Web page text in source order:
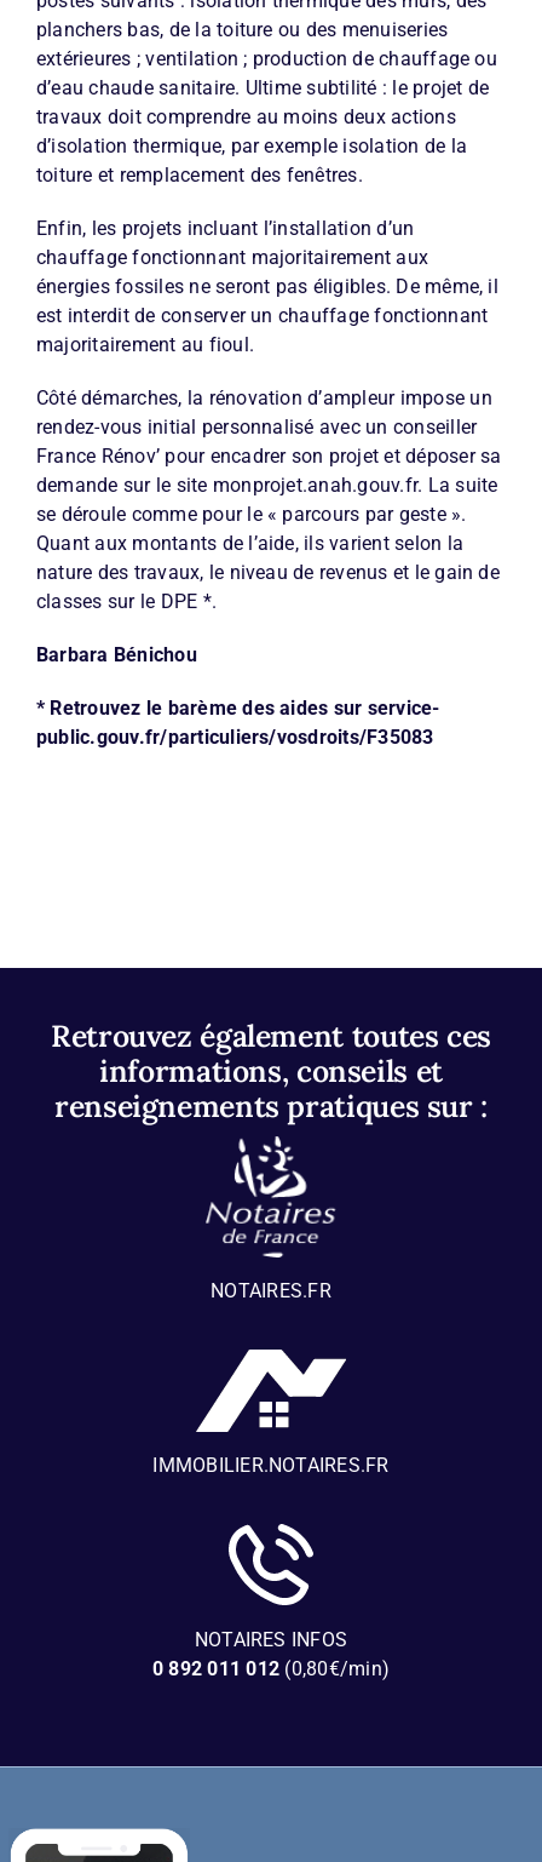
planchers bas, de la toiture ou des menuiseries
extérieures ; ventilation ; production de chauffage ou
d’eau chaude sanitaire. Ultime subtilité : le projet de
travaux doit comprendre au moins deux actions
d’isolation thermique, par exemple isolation de la
toiture et remplacement des fenêtres.
Enfin, les projets incluant l’installation d’un
chauffage fonctionnant majoritairement aux
énergies fossiles ne seront pas éligibles. De même, il
est interdit de conserver un chauffage fonctionnant
majoritairement au fioul.
Côté démarches, la rénovation d’ampleur impose un
rendez-vous initial personnalisé avec un conseiller
France Rénov’ pour encadrer son projet et déposer sa
demande sur le site monprojet.anah.gouv.fr. La suite
se déroule comme pour le « parcours par geste ».
Quant aux montants de l’aide, ils varient selon la
nature des travaux, le niveau de revenus et le gain de
classes sur le DPE *.
Barbara Bénichou
* Retrouvez le barème des aides sur service-
public.gouv.fr/particuliers/vosdroits/F35083
Retrouvez également toutes ces
informations, conseils et
renseignements pratiques sur :
NOTAIRES.FR
IMMOBILIER.NOTAIRES.FR
NOTAIRES INFOS
0 892 011 012 (0,80€/min)